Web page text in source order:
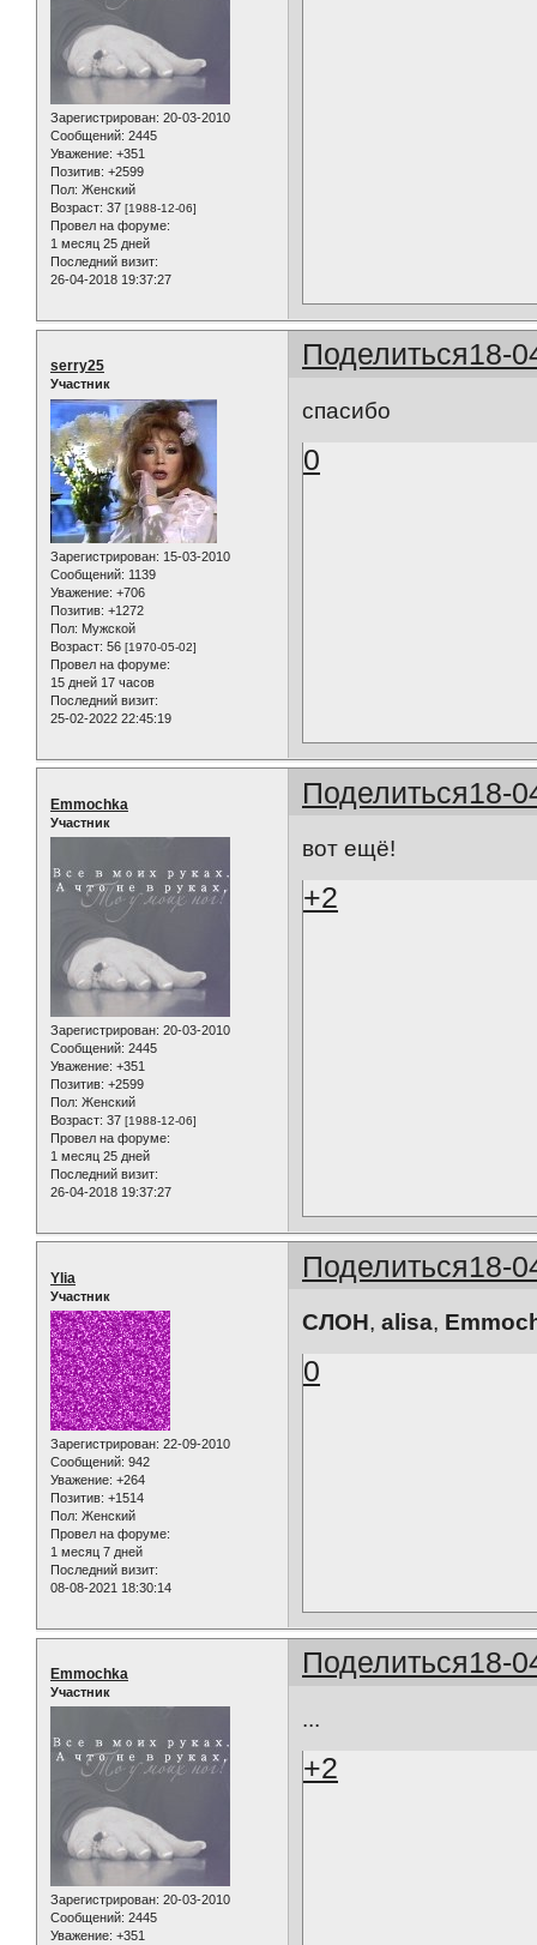
Зарегистрирован: 20-03-2010
Сообщений: 2445
Уважение: +351
Позитив: +2599
Пол: Женский
Возраст: 37 [1988-12-06]
Провел на форуме:
1 месяц 25 дней
Последний визит:
26-04-2018 19:37:27
Поделиться18-
serry25
Участник
Зарегистрирован: 15-03-2010
Сообщений: 1139
Уважение: +706
Позитив: +1272
Пол: Мужской
Возраст: 56 [1970-05-02]
Провел на форуме:
15 дней 17 часов
Последний визит:
25-02-2022 22:45:19
спасибо
0
Поделиться18-
Emmochka
Участник
Зарегистрирован: 20-03-2010
Сообщений: 2445
Уважение: +351
Позитив: +2599
Пол: Женский
Возраст: 37 [1988-12-06]
Провел на форуме:
1 месяц 25 дней
Последний визит:
26-04-2018 19:37:27
вот ещё!
+2
Поделиться18-
Ylia
Участник
Зарегистрирован: 22-09-2010
Сообщений: 942
Уважение: +264
Позитив: +1514
Пол: Женский
Провел на форуме:
1 месяц 7 дней
Последний визит:
08-08-2021 18:30:14
СЛОН,alisa,
0
Поделиться18-
Emmochka
Участник
Зарегистрирован: 20-03-2010
Сообщений: 2445
Уважение: +351
...
+2